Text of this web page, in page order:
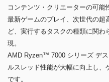
コンテンツ・クリエーターの可能
最新ゲームのプレイ、次世代の超
ど、実行するタスクの種類に関
現。
AMD Ryzen™ 7000 シリーズ デ
ルスレッド性能が大幅に向上し、
です。